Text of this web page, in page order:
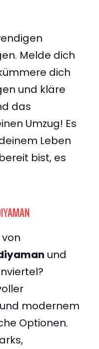
Melde dich
dich
und kläre
das
Umzug! Es
Leben
bist, es
und
modernem
Optionen.